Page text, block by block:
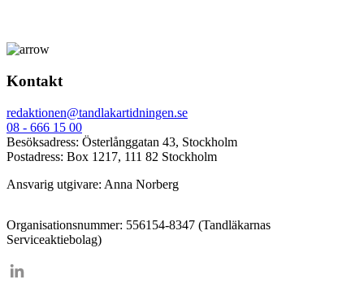
Kontakt
redaktionen@tandlakartidningen.se
08 - 666 15 00
Besöksadress: Österlånggatan 43, Stockholm
Postadress: Box 1217, 111 82 Stockholm
Ansvarig utgivare: Anna Norberg
Organisationsnummer: 556154-8347 (Tandläkarnas
Serviceaktiebolag)